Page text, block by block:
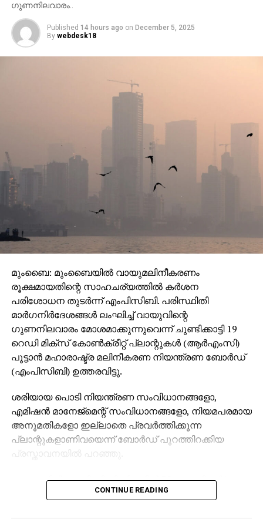
ഗുണനിലവാരം..
Published 14 hours ago on December 5, 2025
By webdesk18
മുംബൈ: മുംബൈയില്‍ വായുമലിനീകരണം
രൂക്ഷമായതിന്റെ സാഹചര്യത്തില്‍ കര്‍ശന
പരിശോധന തുടര്‍ന്ന് എംപിസിബി. പരിസ്ഥിതി
മാര്‍ഗനിര്‍ദേശങ്ങള്‍ ലംഘിച്ച് വായുവിന്റെ
ഗുണനിലവാരം മോശമാക്കുന്നുവെന്ന് ചുണ്ടിക്കാട്ടി 19
റെഡി മിക്‌സ് കോണ്‍ക്രീറ്റ് പ്ലാന്റുകള്‍ (ആര്‍എംസി)
പൂട്ടാന്‍ മഹാരാഷ്ട്ര മലിനീകരണ നിയന്ത്രണ ബോര്‍ഡ്
(എംപിസിബി) ഉത്തരവിട്ടു.
ശരിയായ പൊടി നിയന്ത്രണ സംവിധാനങ്ങളോ,
എമിഷന്‍ മാനേജ്മെന്റ് സംവിധാനങ്ങളോ, നിയമപരമായ
അനുമതികളോ ഇല്ലാതെ പ്രവര്‍ത്തിക്കുന്ന
പ്ലാന്റുകളാണിവയെന്ന് ബോര്‍ഡ് പുറത്തിറക്കിയ
പ്രസ്താവനയില്‍ പറഞ്ഞു.
നഗരത്തില്‍ എംപിസിബി നിലവില്‍ 32 ആംബിയന്റ്
എയര്‍ ക്വാളിറ്റി മോണിറ്ററിങ് സ്റ്റേഷനുകള്‍
താനെ, നവി മുംബൈ, കല്യാണ്‍, പന്‍വേല്‍
CONTINUE READING